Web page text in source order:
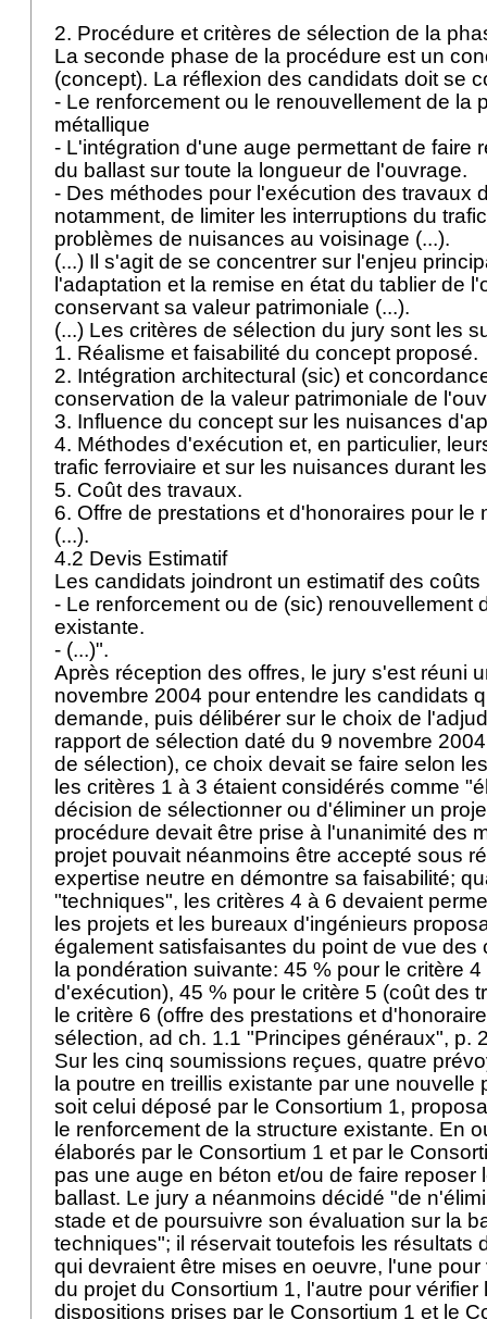
2. Procédure et critères de sélection de la
La seconde phase de la procédure est un
(concept). La réflexion des candidats doit se
- Le renforcement ou le renouvellement de la
métallique
- L'intégration d'une auge permettant de faire
du ballast sur toute la longueur de l'ouvrage.
- Des méthodes pour l'exécution des travaux
notamment, de limiter les interruptions du
problèmes de nuisances au voisinage (...).
(...) Il s'agit de se concentrer sur l'enjeu
l'adaptation et la remise en état du tablier de
conservant sa valeur patrimoniale (...).
(...) Les critères de sélection du jury sont les
1. Réalisme et faisabilité du concept proposé.
2. Intégration architectural (sic) et
conservation de la valeur patrimoniale de
3. Influence du concept sur les nuisances
4. Méthodes d'exécution et, en particulier,
trafic ferroviaire et sur les nuisances durant
5. Coût des travaux.
6. Offre de prestations et d'honoraires pour
(...).
4.2 Devis Estimatif
Les candidats joindront un estimatif des
- Le renforcement ou de (sic) renouvellement
existante.
- (...)".
Après réception des offres, le jury s'est réuni
novembre 2004 pour entendre les candidats
demande, puis délibérer sur le choix de
rapport de sélection daté du 9 novembre
de sélection), ce choix devait se faire selon
les critères 1 à 3 étaient considérés comme
décision de sélectionner ou d'éliminer un
procédure devait être prise à l'unanimité des
projet pouvait néanmoins être accepté sous
expertise neutre en démontre sa faisabilité;
"techniques", les critères 4 à 6 devaient
les projets et les bureaux d'ingénieurs
également satisfaisantes du point de vue des
la pondération suivante: 45 % pour le critère
d'exécution), 45 % pour le critère 5 (coût des
le critère 6 (offre des prestations et
sélection, ad ch. 1.1 "Principes généraux", p.
Sur les cinq soumissions reçues, quatre
la poutre en treillis existante par une nouvelle
soit celui déposé par le Consortium 1,
le renforcement de la structure existante. En
élaborés par le Consortium 1 et par le
pas une auge en béton et/ou de faire reposer
ballast. Le jury a néanmoins décidé "de
stade et de poursuivre son évaluation sur la
techniques"; il réservait toutefois les résultats
qui devraient être mises en oeuvre, l'une pour
du projet du Consortium 1, l'autre pour vérifier
dispositions prises par le Consortium 1 et le